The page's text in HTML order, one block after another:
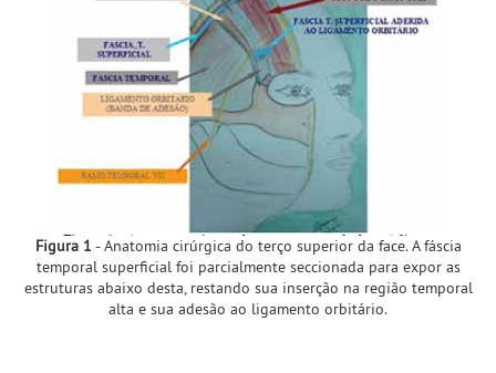
Figura 1 - Anatomia cirúrgica do terço superior da face. A fáscia
temporal superficial foi parcialmente seccionada para expor as
estruturas abaixo desta, restando sua inserção na região temporal
alta e sua adesão ao ligamento orbitário.